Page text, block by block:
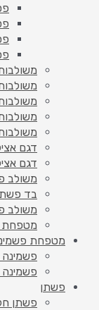
משולבות
משולבות
משולבות
משולבות
דגם
דגם
משולב
בד פשתן
משולב
מטפחת
מטפחת
פשמינה
פשתן
פשתן